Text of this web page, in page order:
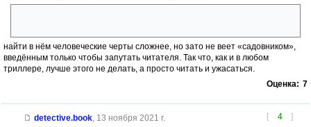
найти в нём человеческие черты сложнее, но зато не веет «садовником»,
введённым только чтобы запутать читателя. Так что, как и в любом
триллере, лучше этого не делать, а просто читать и ужасаться.
Оценка: 7
[ 4 ]
detective.book, 13 ноября 2021 г.